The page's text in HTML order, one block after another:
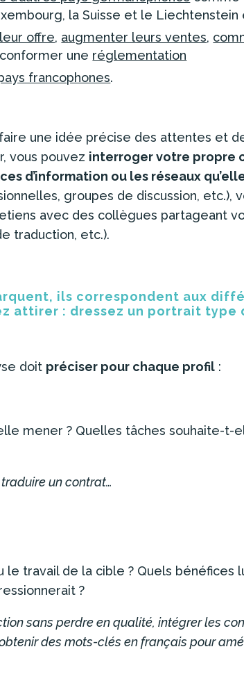
la Suisse et le Liechtenstein
offre, augmenter leurs ventes,
une réglementation
francophones.
une idée précise des attentes et
vous pouvez interroger votre propre
d’information ou les réseaux
groupes de discussion, etc.),
avec des collègues partageant
traduction, etc.).
ils correspondent aux
attirer : dressez un portrait type
doit préciser pour chaque profil :
mener ? Quelles tâches souhaite-t-
un contrat…
le travail de la cible ? Quels bénéfices
?
sans perdre en qualité, intégrer les
des mots-clés en français pour